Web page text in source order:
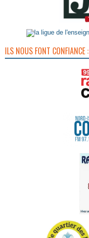
ILS NOUS FONT CONFIANCE :